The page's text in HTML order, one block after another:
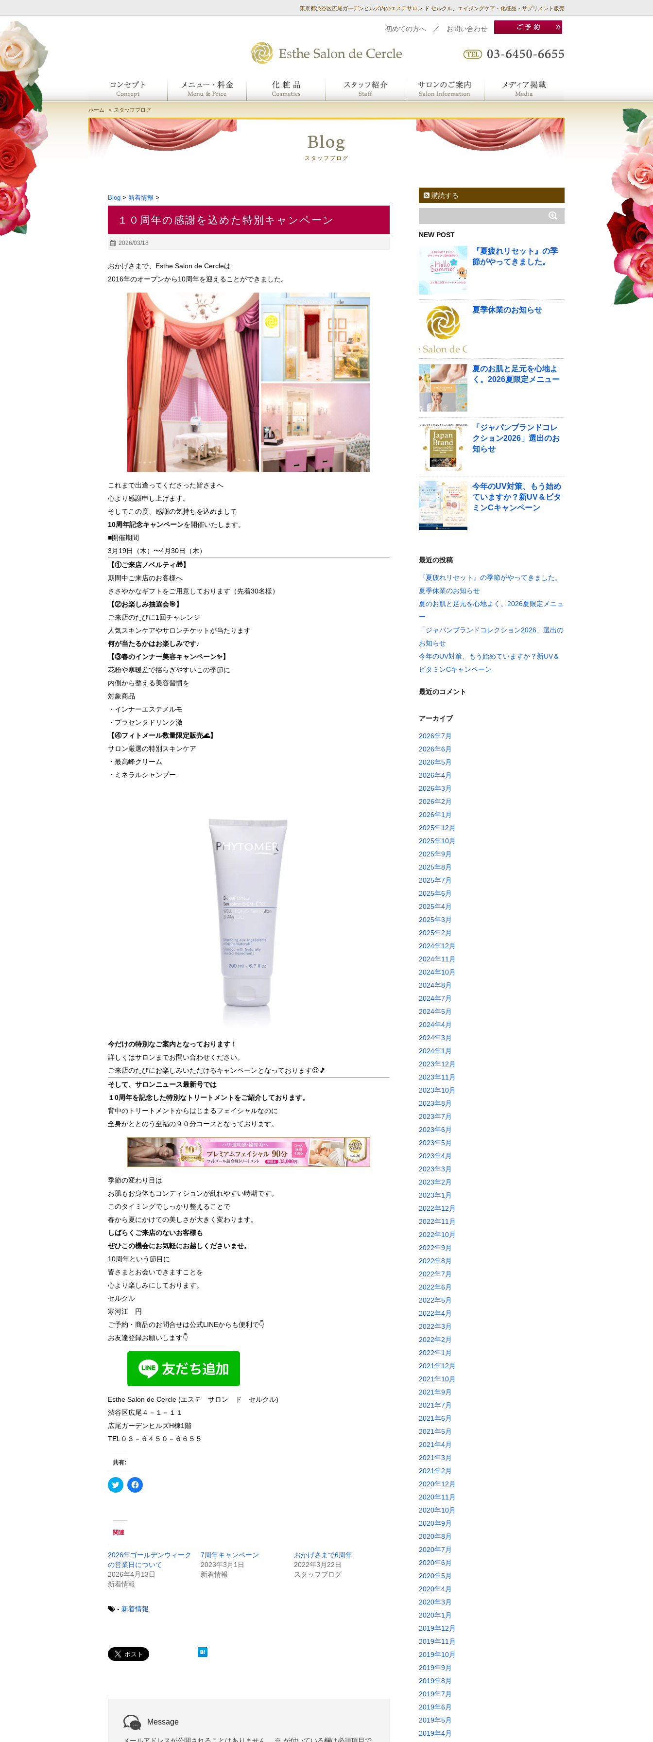
東京都渋谷区広尾ガーデンヒルズ内のエステサロン ド セルクル、エイジングケア・化粧品・サプリメント販売
初めての方へ ／ お問い合わせ
ホーム スタッフブログ
Blog
スタッフブログ
Blog > 新着情報 >
１０周年の感謝を込めた特別キャンペーン
2026/03/18
おかげさまで、Esthe Salon de Cercleは
2016年のオープンから10周年を迎えることができました。
これまで出逢ってくださった皆さまへ
心より感謝申し上げます。
そしてこの度、感謝の気持ちを込めまして
10周年記念キャンペーンを開催いたします。
■開催期間
3月19日（木）〜4月30日（木）
【①ご来店ノベルティ🎁】
期間中ご来店のお客様へ
ささやかなギフトをご用意しております（先着30名様）
【②お楽しみ抽選会🎯】
ご来店のたびに1回チャレンジ
人気スキンケアやサロンチケットが当たります
何が当たるかはお楽しみです♪
【③春のインナー美容キャンペーン✨】
花粉や寒暖差で揺らぎやすいこの季節に
内側から整える美容習慣を
対象商品
・インナーエステメルモ
・プラセンタドリンク激
【④フィトメール数量限定販売🌊】
サロン厳選の特別スキンケア
・最高峰クリーム
・ミネラルシャンプー
今だけの特別なご案内となっております！
詳しくはサロンまでお問い合わせください。
ご来店のたびにお楽しみいただけるキャンペーンとなっております😉🎵
そして、サロンニュース最新号では
１0周年を記念した特別なトリートメントをご紹介しております。
背中のトリートメントからはじまるフェイシャルなのに
全身がととのう至福の９０分コースとなっております。
季節の変わり目は
お肌もお身体もコンディションが乱れやすい時期です。
このタイミングでしっかり整えることで
春から夏にかけての美しさが大きく変わります。
しばらくご来店のないお客様も
ぜひこの機会にお気軽にお越しくださいませ。
10周年という節目に
皆さまとお会いできますことを
心より楽しみにしております。
セルクル
寒河江 円
ご予約・商品のお問合せは公式LINEからも便利で👇
お友達登録お願いします👇
Esthe Salon de Cercle (エステ サロン ド セルクル)
渋谷区広尾４－１－１１
広尾ガーデンヒルズH棟1階
TEL０３－６４５０－６６５５
共有:
ク
リ
T
w
i
e
r
で
共
有
(
い
ウ
開
き
ま
F
a
す
る
に
は
ク
し
て
新
し
い
す
)
関連
2026年ゴールデンウィーク
の営業日について
2026年4月13日
新着情報
7周年キャンペーン
2023年3月1日
新着情報
おかげさまで6周年
2022年3月22日
スタッフブログ
- 新着情報
Message
購読する
NEW POST
『夏疲れリセット』の季
節がやってきました。
夏季休業のお知らせ
夏のお肌と足元を心地よ
く。2026夏限定メニュー
「ジャパンブランドコレ
クション2026」選出のお
知らせ
今年のUV対策、もう始め
ていますか？新UV＆ビタ
ミンCキャンペーン
最近の投稿
『夏疲れリセット』の季節がやってきました。
夏季休業のお知らせ
夏のお肌と足元を心地よく。2026夏限定メニュ
ー
「ジャパンブランドコレクション2026」選出の
お知らせ
今年のUV対策、もう始めていますか？新UV＆
ビタミンCキャンペーン
最近のコメント
アーカイブ
2026年7月
2026年6月
2026年5月
2026年4月
2026年3月
2026年2月
2026年1月
2025年12月
2025年10月
2025年9月
2025年8月
2025年7月
2025年6月
2025年4月
2025年3月
2025年2月
2024年12月
2024年11月
2024年10月
2024年8月
2024年7月
2024年5月
2024年4月
2024年3月
2024年1月
2023年12月
2023年11月
2023年10月
2023年8月
2023年7月
2023年6月
2023年5月
2023年4月
2023年3月
2023年2月
2023年1月
2022年12月
2022年11月
2022年10月
2022年9月
2022年8月
2022年7月
2022年6月
2022年5月
2022年4月
2022年3月
2022年2月
2022年1月
2021年12月
2021年10月
2021年9月
2021年7月
2021年6月
2021年5月
2021年4月
2021年3月
2021年2月
2020年12月
2020年11月
2020年10月
2020年9月
2020年8月
2020年7月
2020年6月
2020年5月
2020年4月
2020年3月
2020年1月
2019年12月
2019年11月
2019年10月
2019年9月
2019年8月
2019年7月
2019年6月
2019年5月
2019年4月